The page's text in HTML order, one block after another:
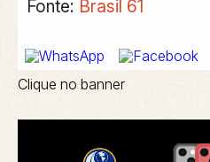
Fonte: Brasil 61
Clique no banner